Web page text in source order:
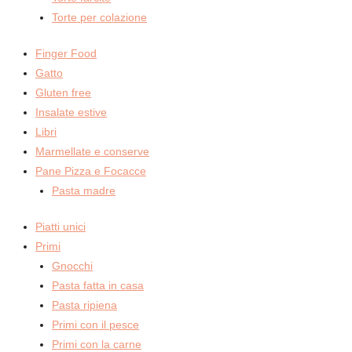
Torte per colazione
Finger Food
Gatto
Gluten free
Insalate estive
Libri
Marmellate e conserve
Pane Pizza e Focacce
Pasta madre
Piatti unici
Primi
Gnocchi
Pasta fatta in casa
Pasta ripiena
Primi con il pesce
Primi con la carne